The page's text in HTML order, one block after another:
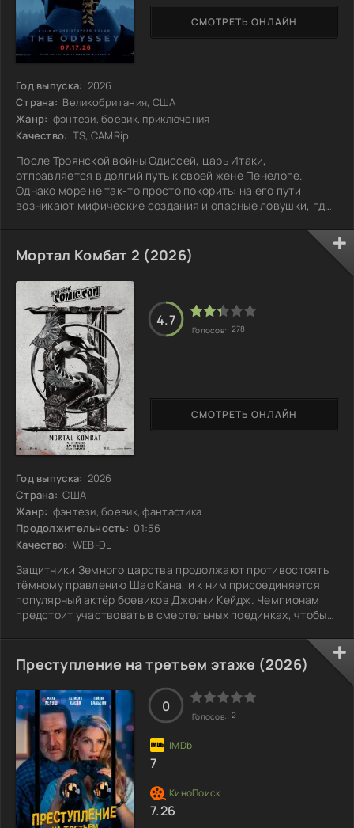
Год выпуска: 2026
Страна: Великобритания, США
Жанр: фэнтези, боевик, приключения
Качество: TS, CAMRip
После Троянской войны Одиссей, царь Итаки,
отправляется в долгий путь к своей жене Пенелопе.
Однако море не так-то просто покорить: на его пути
возникают мифические создания и опасные ловушки, где
со страхами и искушениями, проходя через жестокие
испытания, пытаясь сохранить свою истинную сущность и
вернуться к любимой. Но с каждым шагом к родным
берегам всё настойчивее возникает вопрос: какой ценой
он доберется домой и каким человеком
СМОТРЕТЬ ОНЛАЙН
Мортал Комбат 2 (2026)
Год выпуска: 2026
Страна: США
Жанр: фэнтези, боевик, фантастика
Продолжительность: 01:56
Качество: WEB-DL
Защитники Земного царства продолжают противостоять
тёмному правлению Шао Кана, и к ним присоединяется
популярный актёр боевиков Джонни Кейдж. Чемпионам
предстоит участвовать в смертельных поединках, чтобы
приближает их к неизбежному вторжению, и напряжение
нарастает с каждым мигом. Внутри команды возникают
конфликты, заставляющие героев сомневаться в своих
союзниках и собственных решениях. Какую роль сыграет
Кейдж в этой борьбе, и сможет ли он
СМОТРЕТЬ ОНЛАЙН
4.7
Голосов: 278
Преступление на третьем этаже (2026)
0
Голосов: 2
7
7.26